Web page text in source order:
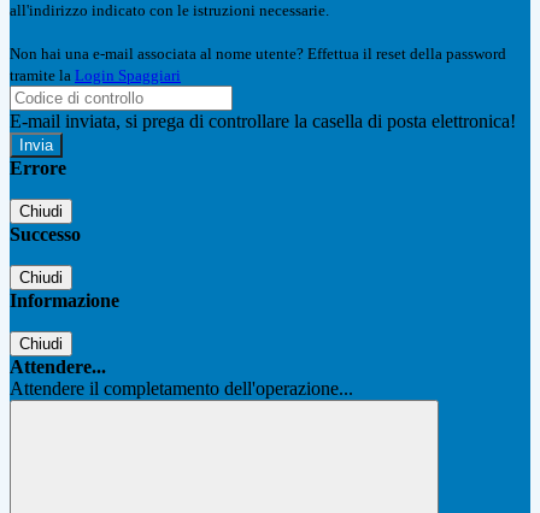
all'indirizzo indicato con le istruzioni necessarie.
Non hai una e-mail associata al nome utente? Effettua il reset della password
tramite la Login Spaggiari
E-mail inviata, si prega di controllare la casella di posta elettronica!
Errore
Chiudi
Successo
Chiudi
Informazione
Chiudi
Attendere...
Attendere il completamento dell'operazione...